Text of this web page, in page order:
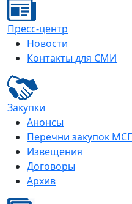
Пресс-центр
Новости
Контакты для СМИ
Закупки
Анонсы
Перечни закупок
Извещения
Договоры
Архив